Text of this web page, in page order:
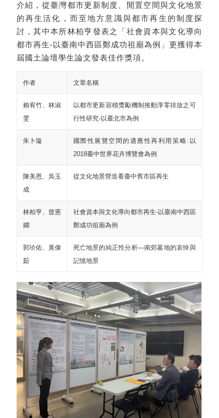
介紹，從臺灣都市更新制度、閒置空間與文化地景
的再生活化，而至地方意識與都市再生的制度探
討，其中本所林柏亨發表之「社會資本與文化導向
都市再生-以臺南中西區鄭成功祖廟為例」更獲得本
屆國土論壇學生論文發表佳作獎項。
作者 文章名稱
賴宥竹、林淑
雯
以都市更新容積獎勵機制推動淨零排放之可
行性研究-以臺北市為例
朱卜璇
國際性展覽空間的適應性再利用策略:以
2018臺中世界花卉博覽會為例
陳美恩、吳玉
成
從文化地景營造看臺中舊市區再生
林柏亨、曾憲
嫻
社會資本與文化導向都市再生-以臺南中西區
鄭成功祖廟為例
郭玠佑、黃偉
茹
死亡地景的純正性分析—南郊墓地的哀悼與
記憶地景